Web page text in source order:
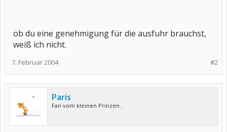
ob du eine genehmigung für die ausfuhr brauchst,
weiß ich nicht.
#2
7. Februar 2004
Paris
Fan vom kleinen Prinzen..